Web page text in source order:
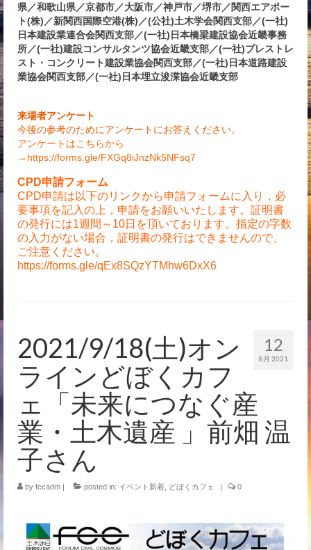
県／和歌山県／京都市／大阪市／神戸市／堺市／関西エアポー
ト(株)／新関西国際空港(株)／(公社)土木学会関西支部／(一社)
日本建設業連合会関西支部／(一社)日本橋梁建設協会近畿事務
所／(一社)建設コンサルタンツ協会近畿支部／(一社)プレストレ
スト・コンクリート建設業協会関西支部／(一社)日本道路建設
業協会関西支部／(一社)日本埋立浚渫協会近畿支部
来場者アンケート
今後の参考のためにアンケートにお答えください。
アンケートはこちらから
→ https://forms.gle/FXGq8iJnzNk5NFsq7
CPD申請フォーム
CPD申請は以下のリンクから申請フォームに入り，必
要事項を記入の上，申請をお願いいたします。証明書
の発行には1週間～10日を頂いております。指定の字数
の入力がない場合，証明書の発行はできませんので、
ご注意ください。
https://forms.gle/qEx8SQzYTMhw6DxX6
12
8月 2021
2021/9/18(土)オン
ラインどぼくカフ
ェ「未来につなぐ産
業・土木遺産 」前畑 温
子さん
by fccadm | posted in: イベント新着 どぼくカフェ | 0